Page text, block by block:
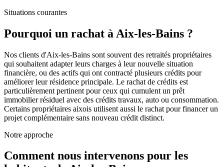
Situations courantes
Pourquoi un rachat à Aix-les-Bains ?
Nos clients d'Aix-les-Bains sont souvent des retraités propriétaires
qui souhaitent adapter leurs charges à leur nouvelle situation
financière, ou des actifs qui ont contracté plusieurs crédits pour
améliorer leur résidence principale. Le rachat de crédits est
particulièrement pertinent pour ceux qui cumulent un prêt
immobilier résiduel avec des crédits travaux, auto ou consommation.
Certains propriétaires aixois utilisent aussi le rachat pour financer un
projet complémentaire sans nouveau crédit distinct.
Notre approche
Comment nous intervenons pour les